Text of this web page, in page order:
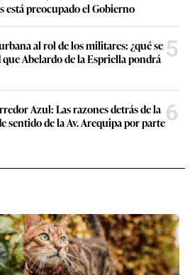
está preocupado el Gobierno
al rol de los militares: ¿qué se
Abelardo de la Espriella pondrá 5
Azul: Las razones detrás de la
sentido de la Av. Arequipa por parte6